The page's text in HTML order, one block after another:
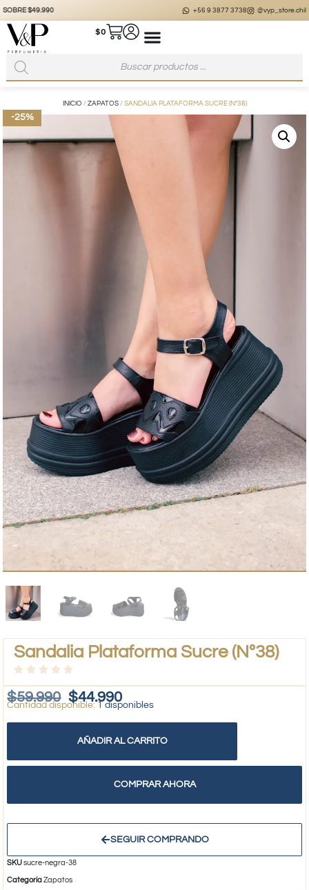
@vyp_store.chile vypstore.cl
$0
INICIO / ZAPATOS/ SANDALIA PLATAFORMA SUCRE (Nº38)
-25%
Sandalia Plataforma Sucre (Nº38)
$59.990 $44.990
1 disponibles
AÑADIR AL CARRITO
COMPRAR AHORA
SEGUIR COMPRANDO
SKUsucre-negra-38
Categoría Zapatos